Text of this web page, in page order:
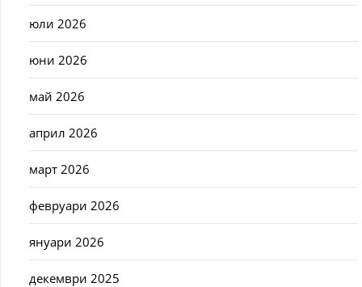
юли 2026
юни 2026
май 2026
април 2026
март 2026
февруари 2026
януари 2026
декември 2025